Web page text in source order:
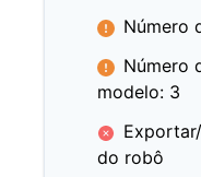
Número
Número
modelo: 3
do robô